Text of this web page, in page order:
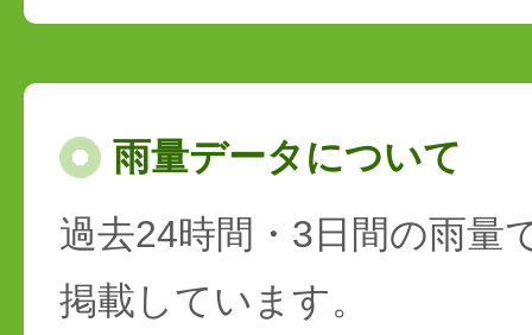
雨量データについて
過去24時間・3日間の雨量
掲載しています。